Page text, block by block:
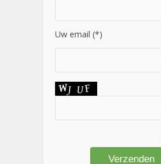
Uw email (*)